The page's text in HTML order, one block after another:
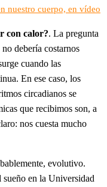
nuestro cuerpo, en vídeo
con calor?. La pregunta
debería costarnos
cuando las
En ese caso, los
circadianos se
que recibimos son, a
nos cuesta mucho
evolutivo.
en la Universidad